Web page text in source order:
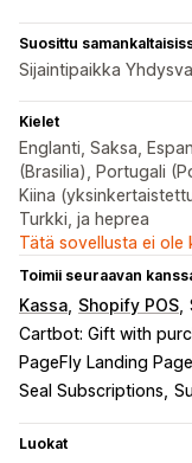
Suosittu
Sijaintipaikka
Kielet
Englanti, Saksa,
(Brasilia), Portugali
Kiina
Turkki, ja heprea
Tätä sovellusta ei ole
Toimii seuraavan
Kassa Shopify POS
Cartbot: Gift with
PageFly Landing
Seal Subscriptions
Luokat